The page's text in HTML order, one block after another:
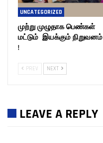
UNCATEGORIZED
முற்று முழுதாக பெண்கள்
மட்டும் இயக்கும் நிறுவனம்
!
PREV NEXT
LEAVE A REPLY